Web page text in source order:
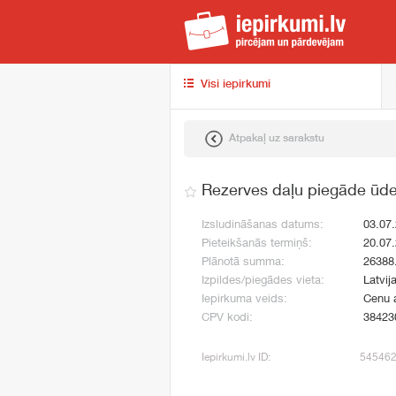
Visi iepirkumi
Atpakaļ uz sarakstu
Rezerves daļu piegāde
Izsludināšanas datums:
Pieteikšanās termiņš:
Plānotā summa:
Izpildes/piegādes vieta:
Iepirkuma veids:
Cenu
CPV kodi:
Iepirkumi.lv ID: